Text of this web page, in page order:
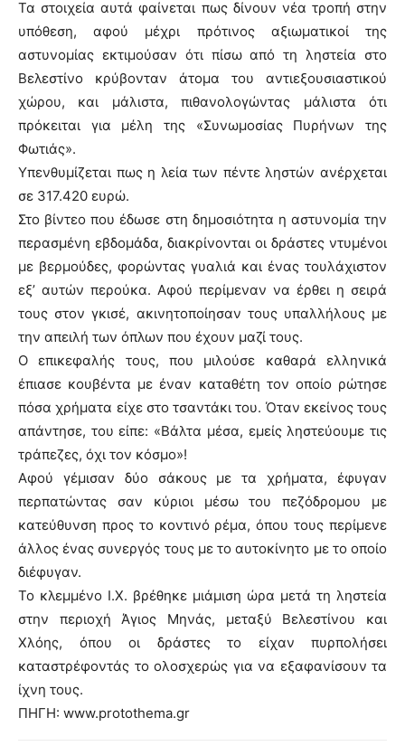
Τα στοιχεία αυτά φαίνεται πως δίνουν νέα τροπή στην
υπόθεση, αφού μέχρι πρότινος αξιωματικοί της
αστυνομίας εκτιμούσαν ότι πίσω από τη ληστεία στο
Βελεστίνο κρύβονταν άτομα του αντιεξουσιαστικού
χώρου, και μάλιστα, πιθανολογώντας μάλιστα ότι
πρόκειται για μέλη της «Συνωμοσίας Πυρήνων της
Φωτιάς».
Υπενθυμίζεται πως η λεία των πέντε ληστών ανέρχεται
σε 317.420 ευρώ.
Στο βίντεο που έδωσε στη δημοσιότητα η αστυνομία την
περασμένη εβδομάδα, διακρίνονται οι δράστες ντυμένοι
με βερμούδες, φορώντας γυαλιά και ένας τουλάχιστον
εξ’ αυτών περούκα. Αφού περίμεναν να έρθει η σειρά
τους στον γκισέ, ακινητοποίησαν τους υπαλλήλους με
την απειλή των όπλων που έχουν μαζί τους.
Ο επικεφαλής τους, που μιλούσε καθαρά ελληνικά
έπιασε κουβέντα με έναν καταθέτη τον οποίο ρώτησε
πόσα χρήματα είχε στο τσαντάκι του. Όταν εκείνος τους
απάντησε, του είπε: «Βάλτα μέσα, εμείς ληστεύουμε τις
τράπεζες, όχι τον κόσμο»!
Αφού γέμισαν δύο σάκους με τα χρήματα, έφυγαν
περπατώντας σαν κύριοι μέσω του πεζόδρομου με
κατεύθυνση προς το κοντινό ρέμα, όπου τους περίμενε
άλλος ένας συνεργός τους με το αυτοκίνητο με το οποίο
διέφυγαν.
Το κλεμμένο Ι.Χ. βρέθηκε μιάμιση ώρα μετά τη ληστεία
στην περιοχή Άγιος Μηνάς, μεταξύ Βελεστίνου και
Χλόης, όπου οι δράστες το είχαν πυρπολήσει
καταστρέφοντάς το ολοσχερώς για να εξαφανίσουν τα
ίχνη τους.
ΠΗΓΗ: www.protothema.gr